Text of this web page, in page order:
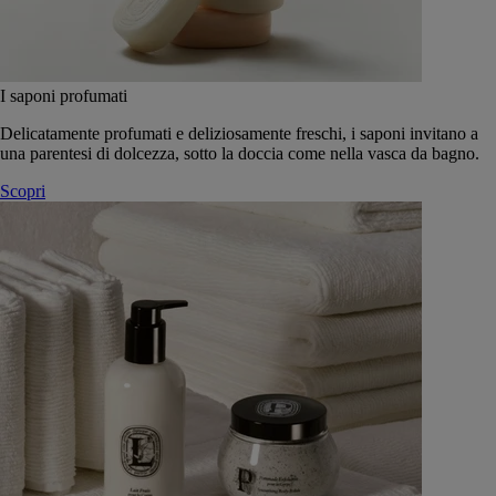
I saponi profumati
Delicatamente profumati e deliziosamente freschi, i saponi invitano a
una parentesi di dolcezza, sotto la doccia come nella vasca da bagno.
Scopri